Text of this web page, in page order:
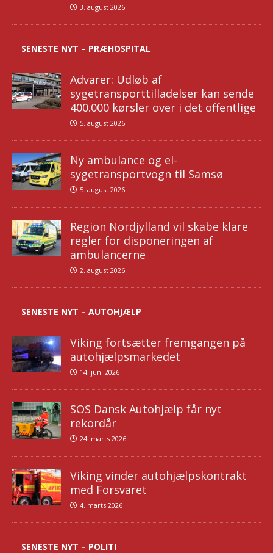
3. august 2026
SENESTE NYT – PRÆHOSPITAL
Advarer: Udløb af
sygetransporttilladelser kan sende
400.000 kørsler over i det offentlige
5. august 2026
Ny ambulance og el-
sygetransportvogn til Samsø
5. august 2026
Region Nordjylland vil skabe klare
regler for disponeringen af
ambulancerne
2. august 2026
SENESTE NYT – AUTOHJÆLP
Viking fortsætter fremgangen på
autohjælpsmarkedet
14. juni 2026
SOS Dansk Autohjælp får nyt
rekordår
24. marts 2026
Viking vinder autohjælpskontrakt
med Forsvaret
4. marts 2026
SENESTE NYT – POLITI